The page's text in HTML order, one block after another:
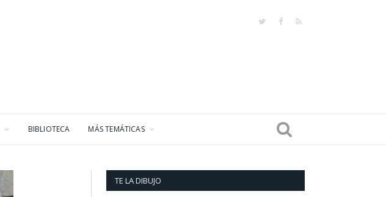
TwitterFacebook
RSS
BIBLIOTECA MÁS TEMÁTICAS
TE LA DIBUJO